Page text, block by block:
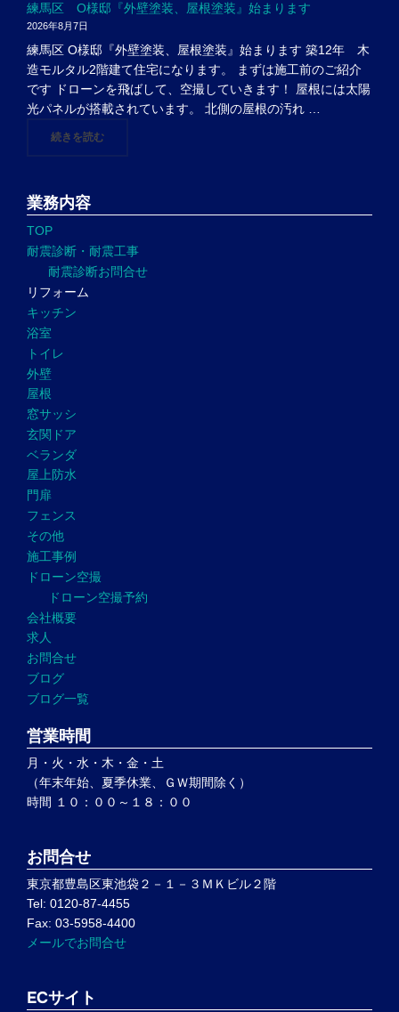
練馬区 O様邸『外壁塗装、屋根塗装』始まります
2026年8月7日
練馬区 O様邸『外壁塗装、屋根塗装』始まります 築12年 木
造モルタル2階建て住宅になります。 まずは施工前のご紹介
です ドローンを飛ばして、空撮していきます！ 屋根には太陽
光パネルが搭載されています。 北側の屋根の汚れ …
続きを読む"練馬区 O様邸『外壁塗装、屋根塗装』始まります"
業務内容
TOP
耐震診断・耐震工事
耐震診断お問合せ
リフォーム
キッチン
浴室
トイレ
外壁
屋根
窓サッシ
玄関ドア
ベランダ
屋上防水
門扉
フェンス
その他
施工事例
ドローン空撮
ドローン空撮予約
会社概要
求人
お問合せ
ブログ
ブログ一覧
営業時間
月・火・水・木・金・土
（年末年始、夏季休業、ＧＷ期間除く）
時間 １０：００～１８：００
お問合せ
東京都豊島区東池袋２－１－３ＭＫビル２階
Tel: 0120-87-4455
Fax: 03-5958-4400
メールでお問合せ
ECサイト